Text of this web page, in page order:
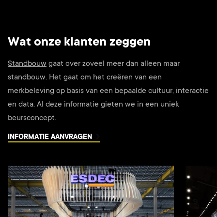
Wat onze klanten zeggen
Standbouw gaat over zoveel meer dan alleen maar
standbouw. Het gaat om het creëren van een
merkbeleving op basis van een bepaalde cultuur, interactie
en data. Al deze informatie gieten we in een uniek
beursconcept.
INFORMATIE AANVRAGEN